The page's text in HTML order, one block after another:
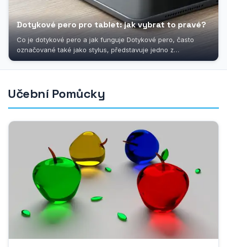
Dotykové pero pro tablet: jak vybrat to pravé?
Co je dotykové pero a jak funguje Dotykové pero, často
označované také jako stylus, představuje jedno z
nejpraktičtějších...
Učební Pomůcky